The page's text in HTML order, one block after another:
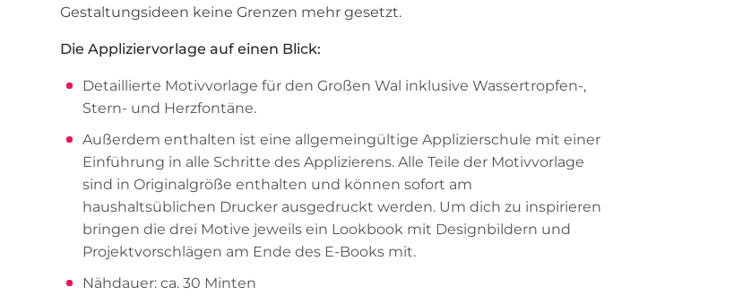
Gestaltungsideen keine Grenzen mehr gesetzt.
Die Appliziervorlage auf einen Blick:
Detaillierte Motivvorlage für den Großen Wal inklusive Wassertropfen-,
Stern- und Herzfontäne.
Außerdem enthalten ist eine allgemeingültige Applizierschule mit einer
Einführung in alle Schritte des Applizierens. Alle Teile der Motivvorlage
sind in Originalgröße enthalten und können sofort am
haushaltsüblichen Drucker ausgedruckt werden. Um dich zu inspirieren
bringen die drei Motive jeweils ein Lookbook mit Designbildern und
Projektvorschlägen am Ende des E-Books mit.
Nähdauer: ca. 30 Minten